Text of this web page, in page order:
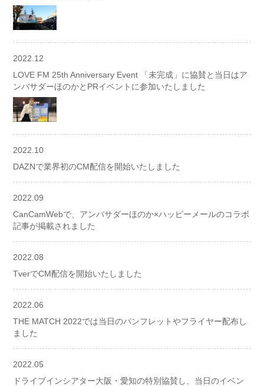
2022.12
LOVE FM 25th Anniversary Event 「未完成」に協賛と当日はア
ンバサダーほのかとPRイベントに参加いたしました
2022.10
DAZNで業界初のCM配信を開始いたしました
2022.09
CanCamWebで、アンバサダーほのか×ハッピーメールのコラボ
記事が掲載されました
2022.08
TverでCM配信を開始いたしました
2022.06
THE MATCH 2022では当日のパンフレットやフライヤー配布し
ました
2022.05
ドライブインシアター大阪・愛知の特別協賛し、当日のイベン